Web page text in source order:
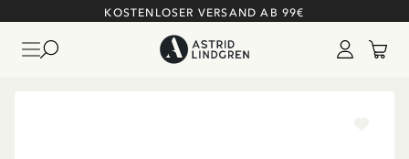
KOSTENLOSER VERSAND AB 99€